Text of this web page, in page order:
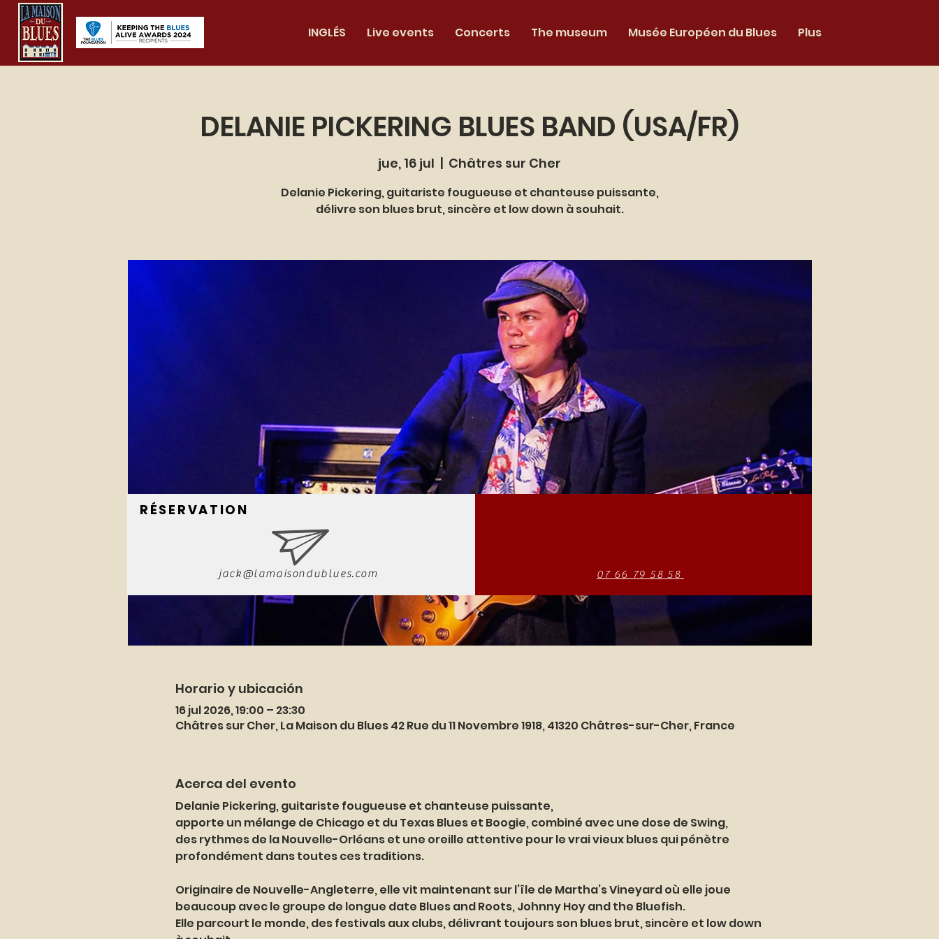
INGLÉS Live events Concerts The museum Musée Européen du Blues Plus
DELANIE PICKERING BLUES BAND (USA/FR)
jue, 16 jul
  |
Châtres sur Cher
Delanie Pickering, guitariste fougueuse et chanteuse puissante,
délivre son blues brut, sincère et low down à souhait.
Horario y ubicación
16 jul 2026, 19:00 – 23:30
Châtres sur Cher, La Maison du Blues 42 Rue du 11 Novembre 1918, 41320 Châtres-sur-Cher, France
Acerca del evento
Delanie Pickering, guitariste fougueuse et chanteuse puissante,
apporte un mélange de Chicago et du Texas Blues et Boogie, combiné avec une dose de Swing,
des rythmes de la Nouvelle-Orléans et une oreille attentive pour le vrai vieux blues qui pénètre
profondément dans toutes ces traditions.
Originaire de Nouvelle-Angleterre, elle vit maintenant sur l’île de Martha’s Vineyard où elle joue
beaucoup avec le groupe de longue date Blues and Roots, Johnny Hoy and the Bluefish.
Elle parcourt le monde, des festivals aux clubs, délivrant toujours son blues brut, sincère et low down
jack@lamaisondublues.com 07 66 79 58 58
RÉSERVATION